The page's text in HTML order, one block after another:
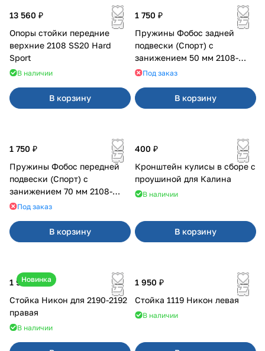
13 560 ₽
Опоры стойки передние
верхние 2108 SS20 Hard
Sport
В наличии
В корзину
1 750 ₽
Пружины Фобос задней
подвески (Спорт) с
занижением 50 мм 2108-
21099, 2113-2115
Под заказ
В корзину
1 750 ₽
Пружины Фобос передней
подвески (Спорт) с
занижением 70 мм 2108-
21099, 2113-2115
Под заказ
В корзину
400 ₽
Кронштейн кулисы в сборе с
проушиной для Калина
В наличии
В корзину
Новинка
1 900 ₽
Стойка Никон для 2190-2192
правая
В наличии
1 950 ₽
Стойка 1119 Никон левая
В наличии